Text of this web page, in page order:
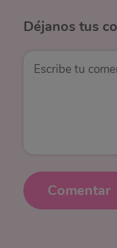
Déjanos tus
Comentar